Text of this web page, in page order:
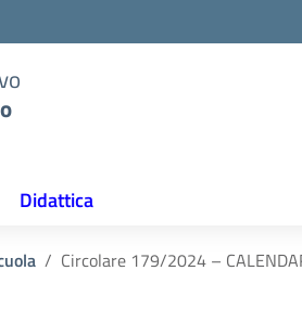
Didattica
Circolare 179/2024 –